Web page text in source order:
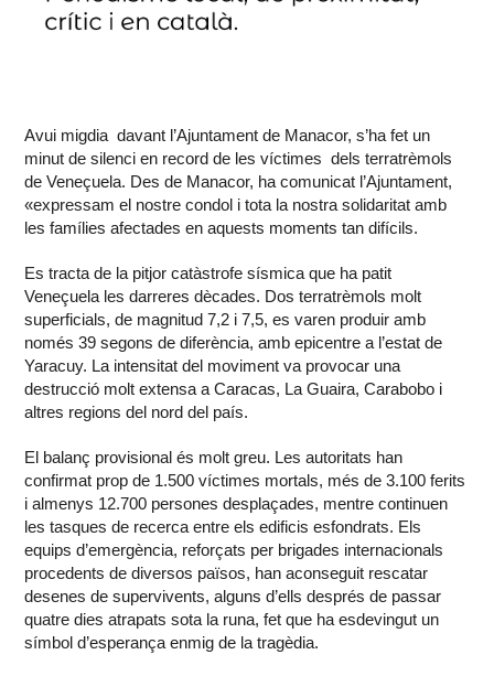
Avui migdia davant l’Ajuntament de Manacor, s’ha fet un
minut de silenci en record de les víctimes dels terratrèmols
de Veneçuela. Des de Manacor, ha comunicat l’Ajuntament,
«expressam el nostre condol i tota la nostra solidaritat amb
les famílies afectades en aquests moments tan difícils.
Es tracta de la pitjor catàstrofe sísmica que ha patit
Veneçuela les darreres dècades. Dos terratrèmols molt
superficials, de magnitud 7,2 i 7,5, es varen produir amb
només 39 segons de diferència, amb epicentre a l’estat de
Yaracuy. La intensitat del moviment va provocar una
destrucció molt extensa a Caracas, La Guaira, Carabobo i
altres regions del nord del país.
El balanç provisional és molt greu. Les autoritats han
confirmat prop de 1.500 víctimes mortals, més de 3.100 ferits
i almenys 12.700 persones desplaçades, mentre continuen
les tasques de recerca entre els edificis esfondrats. Els
equips d’emergència, reforçats per brigades internacionals
procedents de diversos països, han aconseguit rescatar
desenes de supervivents, alguns d’ells després de passar
quatre dies atrapats sota la runa, fet que ha esdevingut un
símbol d’esperança enmig de la tragèdia.